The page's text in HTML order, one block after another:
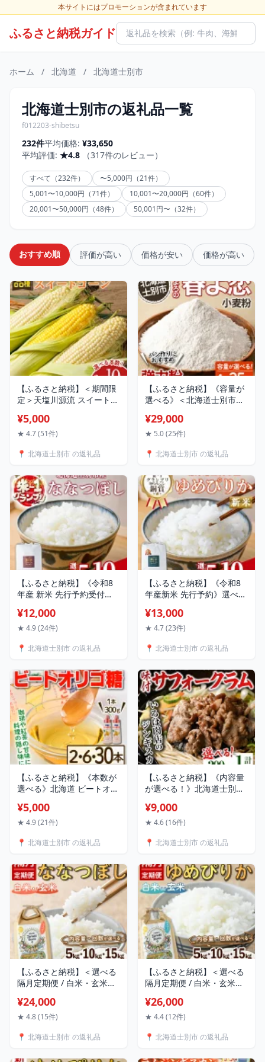
本サイトにはプロモーションが含まれています
ふるさと納税ガイド
ホーム / 北海道 / 北海道士別市
北海道士別市の返礼品一覧
f012203-shibetsu
232件平均価格: ¥33,650
平均評価: ★4.8 （317件のレビュー）
すべて（232件）
〜5,000円（21件）
5,001〜10,000円（71件）
10,001〜20,000円（60件）
20,001〜50,000円（48件）
50,001円〜（32件）
おすすめ順 評価が高い 価格が安い 価格が高い
【ふるさと納税】＜期間限
定＞天塩川源流 スイートコ
8月より順次発送】 ゴール
ドラッシュ ホイップコーン
うもろこし トウモロコシ
【三栄アグリ】
¥5,000
★ 4.7 (51件)
📍 北海道士別市 の返礼品
【ふるさと納税】《容量が
選べる》＜北海道士別市産
力粉 (4kg～25kg) 小麦 小麦
粉 強力粉 春よ恋 北海道産
パン お菓子 料理 1kg 10kg
¥29,000
★ 5.0 (25件)
📍 北海道士別市 の返礼品
【ふるさと納税】《令和8
年産 新米 先行予約受付
士別市産 満月農園のななつ
ぼし(5kg・10kg) 【2026年
米 北海道米 ななつぼし
こめ 満月米【満月農園】
¥12,000
★ 4.9 (24件)
📍 北海道士別市 の返礼品
【ふるさと納税】《令和8
年産新米 先行予約》選べる
満月農園のゆめぴりか
(5kg・10kg) 【2026年12月
米 米 お米 北海道米 ゆめぴ
コメ こめ 満月米 【満月農
園】
¥13,000
★ 4.7 (23件)
📍 北海道士別市 の返礼品
【ふるさと納税】《本数が
選べる》北海道 ビートオリ
本・30本 ) 甘味料 調味料
てんさい オリゴ糖 甜菜 シ
菓子作り【サフォーク】
¥5,000
★ 4.9 (21件)
📍 北海道士別市 の返礼品
【ふるさと納税】《内容量
が選べる！》北海道士別市
300g・700g・計1kg ) 羊
羊肉 北海道 ジンギスカン
ムジンギスカン 北海道産
おかず 【いろは肉店】
¥9,000
★ 4.6 (16件)
📍 北海道士別市 の返礼品
【ふるさと納税】＜選べる
隔月定期便 / 白米・玄米選
ななつぼし (5kg～15kg)
【先行予約受付中・2026年
別産 米 お米 精米 白米 玄米
¥24,000
★ 4.8 (15件)
📍 北海道士別市 の返礼品
【ふるさと納税】＜選べる
隔月定期便 / 白米・玄米選
ゆめぴりか (5kg～15kg)
【先行予約受付中・2026年
別産 米 お米 精米 白米 玄米
¥26,000
★ 4.4 (12件)
📍 北海道士別市 の返礼品